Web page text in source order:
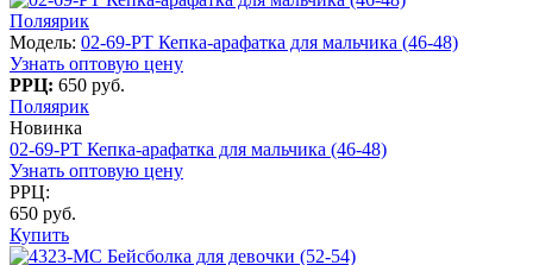
Поляярик
Модель: 02-69-PT Кепка-арафатка для мальчика (46-48)
Узнать оптовую цену
РРЦ: 650 руб.
Поляярик
Новинка
02-69-PT Кепка-арафатка для мальчика (46-48)
Узнать оптовую цену
РРЦ:
650 руб.
Купить